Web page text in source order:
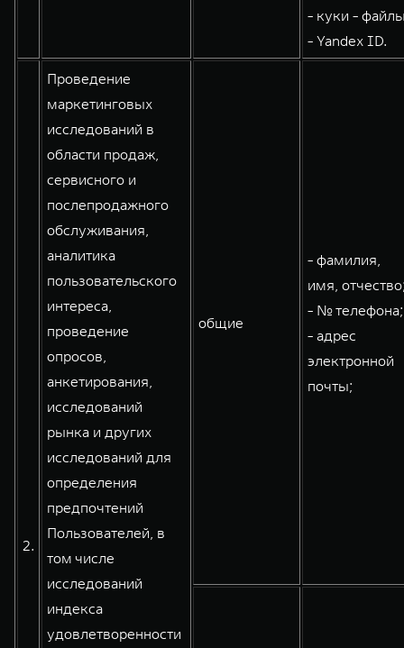
- куки -
- Yandex ID.
2.
Проведение
маркетинговых
исследований в
области продаж,
сервисного и
послепродажного
обслуживания,
аналитика
пользовательского
интереса,
проведение
опросов,
анкетирования,
исследований
рынка и других
исследований для
определения
предпочтений
Пользователей, в
том числе
исследований
индекса
удовлетворенности
общие
- фамилия,
имя,
- № телефона;
- адрес
электронной
почты;